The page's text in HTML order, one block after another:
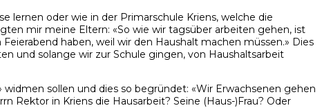
lernen oder wie in der Primarschule Kriens, welche die
mir meine Eltern: «So wie wir tagsüber arbeiten gehen, ist
haben, weil wir den Haushalt machen müssen.» Dies
und solange wir zur Schule gingen, von Haushaltsarbeit
sollen und dies so begründet: «Wir Erwachsenen gehen
in Kriens die Hausarbeit? Seine (Haus-)Frau? Oder